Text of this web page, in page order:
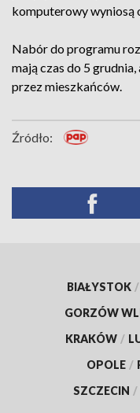
komputerowy wyniosą
Nabór do programu
mają czas do 5
przez mieszkańców.
Źródło:
BIAŁYSTOK /
GORZÓW
KRAKÓW /
OPOLE /
SZCZECIN /